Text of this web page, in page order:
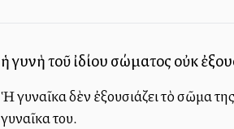
ἡ γυνὴ τοῦ ἰδίου σώματος οὐκ
Ἡ γυναῖκα δὲν ἐξουσιάζει τὸ σῶμα της
γυναῖκα του.